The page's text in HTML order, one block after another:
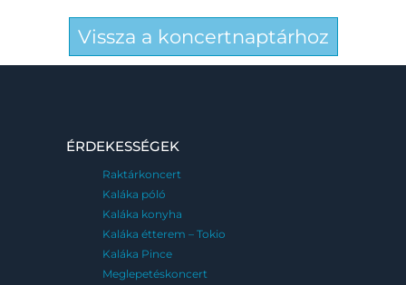
Vissza a koncertnaptárhoz
ÉRDEKESSÉGEK
Raktárkoncert
Kaláka póló
Kaláka konyha
Kaláka étterem – Tokio
Kaláka Pince
Meglepetéskoncert